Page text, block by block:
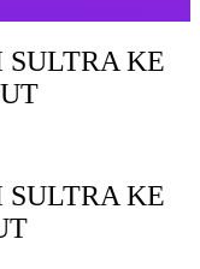
SULTRA KE
SULTRA KE